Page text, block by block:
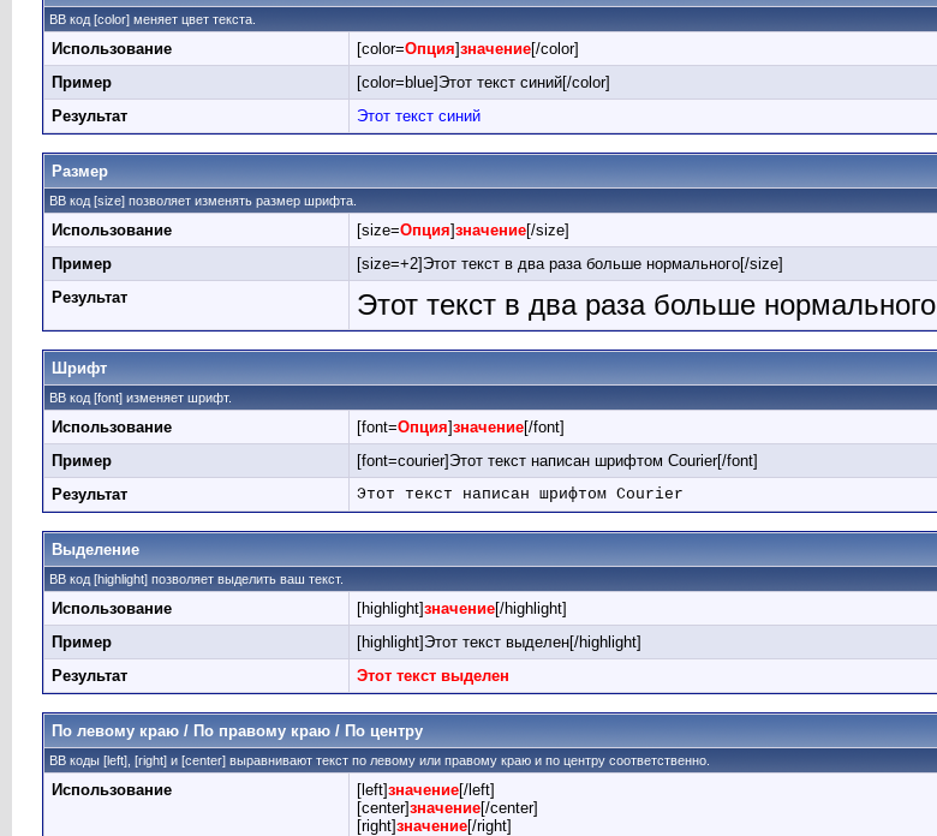
BB код [color] меняет цвет текста.
Использование [color=Опция]значение[/color]
Пример
[color=blue]Этот текст синий[/color]
Результат
Этот текст синий
Размер
BB код [size] позволяет изменять размер шрифта.
Использование [size=Опция]значение[/size]
Пример
[size=+2]Этот текст в два раза больше нормального[/size]
Результат
Этот текст в два раза больше нормального
Шрифт
BB код [font] изменяет шрифт.
Использование [font=Опция]значение[/font]
Пример
[font=courier]Этот текст написан шрифтом Courier[/font]
Результат
Этот текст написан шрифтом Courier
Выделение
BB код [highlight] позволяет выделить ваш текст.
Использование [highlight]значение[/highlight]
Пример
[highlight]Этот текст выделен[/highlight]
Результат
Этот текст выделен
По левому краю / По правому краю / По центру
BB коды [left], [right] и [center] выравнивают текст по левому или правому краю и по центру соответственно.
Использование [left]значение[/left]
[center]значение[/center]
[right]значение[/right]